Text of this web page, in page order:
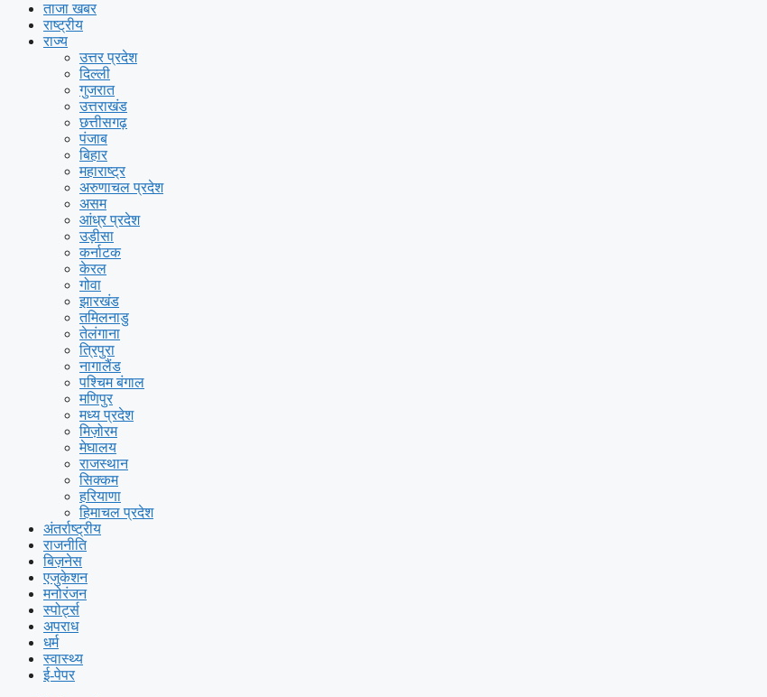
ताजा खबर
राष्ट्रीय
राज्य
उत्तर प्रदेश
दिल्ली
गुजरात
उत्तराखंड
छत्तीसगढ़
पंजाब
बिहार
महाराष्ट्र
अरुणाचल प्रदेश
असम
आंध्र प्रदेश
उड़ीसा
कर्नाटक
केरल
गोवा
झारखंड
तमिलनाडु
तेलंगाना
त्रिपुरा
नागालैंड
पश्चिम बंगाल
मणिपुर
मध्य प्रदेश
मिज़ोरम
मेघालय
राजस्थान
सिक्कम
हरियाणा
हिमाचल प्रदेश
अंतर्राष्ट्रीय
राजनीति
बिज़नेस
एजुकेशन
मनोरंजन
स्पोर्ट्स
अपराध
धर्म
स्वास्थ्य
ई-पेपर